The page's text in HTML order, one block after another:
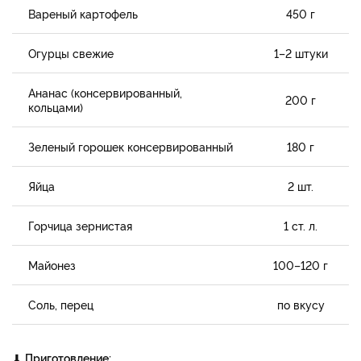
Вареный картофель 450 г
Огурцы свежие 1–2 штуки
Ананас (консервированный,
кольцами)
200 г
Зеленый горошек консервированный 180 г
Яйца 2 шт.
Горчица зернистая 1 ст. л.
Майонез 100–120 г
Соль, перец по вкусу
⬇ Приготовление: